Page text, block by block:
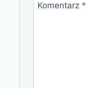
Komentarz *